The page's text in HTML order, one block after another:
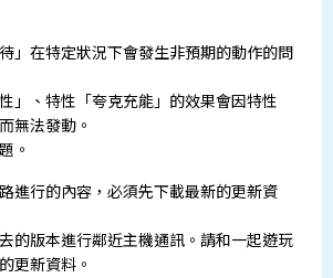
」在特定狀況下會發生非預期的動作的問
」、特性「夸克充能」的效果會因特性
無法發動。
。
進行的內容，必須先下載最新的更新資
的版本進行鄰近主機通訊。請和一起遊玩
更新資料。